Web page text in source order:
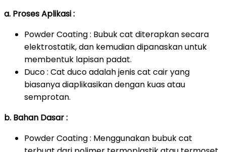
a. Proses Aplikasi :
Powder Coating : Bubuk cat diterapkan secara
elektrostatik, dan kemudian dipanaskan untuk
membentuk lapisan padat.
Duco : Cat duco adalah jenis cat cair yang
biasanya diaplikasikan dengan kuas atau
semprotan.
b. Bahan Dasar :
Powder Coating : Menggunakan bubuk cat